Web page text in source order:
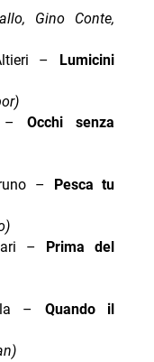
Gino Conte,
– Lumicini
– Occhi senza
– Pesca tu
– Prima del
– Quando il